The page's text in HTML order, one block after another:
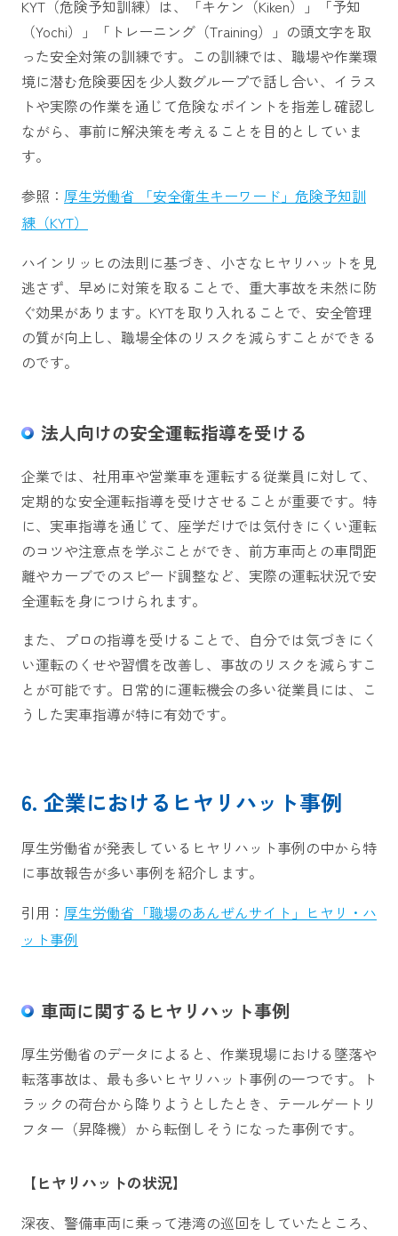
KYT（危険予知訓練）は、「キケン（Kiken）」「予知
（Yochi）」「トレーニング（Training）」の頭文字を取
った安全対策の訓練です。この訓練では、職場や作業環
境に潜む危険要因を少人数グループで話し合い、イラス
トや実際の作業を通じて危険なポイントを指差し確認し
ながら、事前に解決策を考えることを目的としていま
す。
参照： 厚生労働省 「安全衛生キーワード」危険予知訓
練（KYT）
ハインリッヒの法則に基づき、小さなヒヤリハットを見
逃さず、早めに対策を取ることで、重大事故を未然に防
ぐ効果があります。KYTを取り入れることで、安全管理
の質が向上し、職場全体のリスクを減らすことができる
のです。
法人向けの安全運転指導を受ける
企業では、社用車や営業車を運転する従業員に対して、
定期的な安全運転指導を受けさせることが重要です。特
に、実車指導を通じて、座学だけでは気付きにくい運転
のコツや注意点を学ぶことができ、前方車両との車間距
離やカーブでのスピード調整など、実際の運転状況で安
全運転を身につけられます。
また、プロの指導を受けることで、自分では気づきにく
い運転のくせや習慣を改善し、事故のリスクを減らすこ
とが可能です。日常的に運転機会の多い従業員には、こ
うした実車指導が特に有効です。
6. 企業におけるヒヤリハット事例
厚生労働省が発表しているヒヤリハット事例の中から特
に事故報告が多い事例を紹介します。
引用： 厚生労働省「職場のあんぜんサイト」ヒヤリ・ハ
ット事例
車両に関するヒヤリハット事例
厚生労働省のデータによると、作業現場における墜落や
転落事故は、最も多いヒヤリハット事例の一つです。ト
ラックの荷台から降りようとしたとき、テールゲートリ
フター（昇降機）から転倒しそうになった事例です。
【ヒヤリハットの状況】
深夜、警備車両に乗って港湾の巡回をしていたところ、